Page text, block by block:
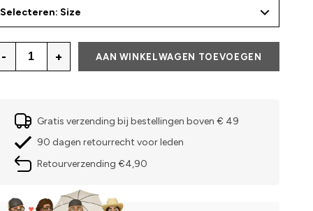
Selecteren: Size
- + AAN WINKELWAGEN TOEVOEGEN
Gratis verzending bij bestellingen boven € 49
90 dagen retourrecht voor leden
Retourverzending €4,90